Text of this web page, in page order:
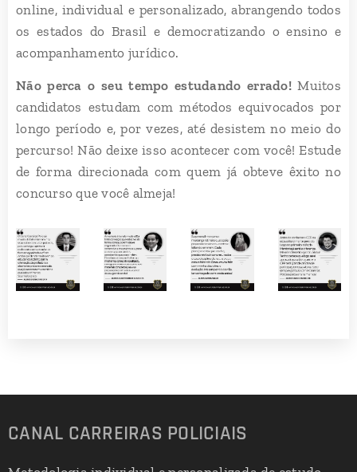
online, individual e personalizado, abrangendo todos
os estados do Brasil e democratizando o ensino e
acompanhamento jurídico.
Não perca o seu tempo estudando errado!Muitos
candidatos estudam com métodos equivocados por
longo período e, por vezes, até desistem no meio do
percurso! Não deixe isso acontecer com você! Estude
de forma direcionada com quem já obteve êxito no
concurso que você almeja!
CANAL CARREIRAS POLICIAIS